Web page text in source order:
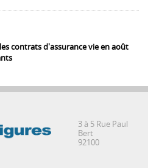
contrats d'assurance vie en août
3 à 5 Rue Paul
Bert
92100